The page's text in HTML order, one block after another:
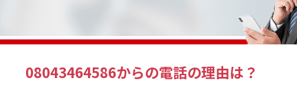
08043464586からの電話の理由は？